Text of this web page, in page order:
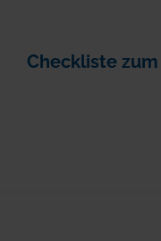
Checkliste